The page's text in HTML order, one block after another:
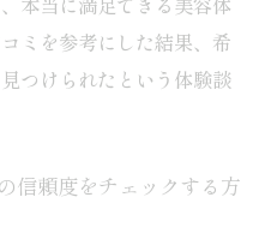
ミを参考にした結果、希
つけられたという体験談
信頼度をチェックする方